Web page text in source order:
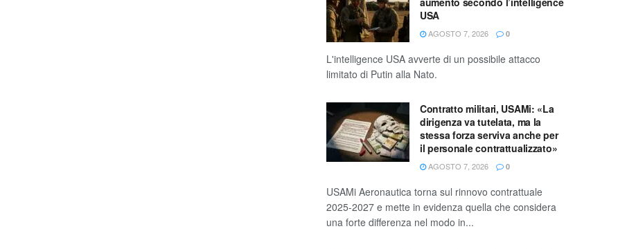
USA
AGOSTO 7, 2026 0
L'intelligence USA avverte di un possibile attacco
limitato di Putin alla Nato.
Contratto militari, USAMi: «La
dirigenza va tutelata, ma la
stessa forza serviva anche per
il personale contrattualizzato»
AGOSTO 7, 2026 0
USAMi Aeronautica torna sul rinnovo contrattuale
2025-2027 e mette in evidenza quella che considera
una forte differenza nel modo in...